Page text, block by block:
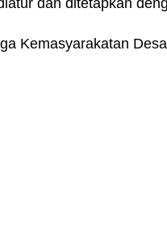
Kemasyarakatan